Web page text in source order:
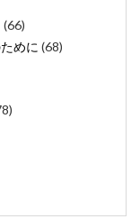
(66)
めに (68)